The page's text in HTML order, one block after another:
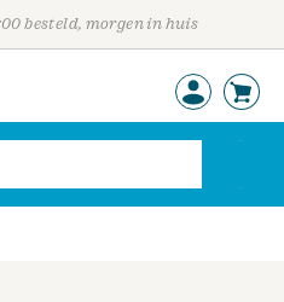
besteld, morgen in huis